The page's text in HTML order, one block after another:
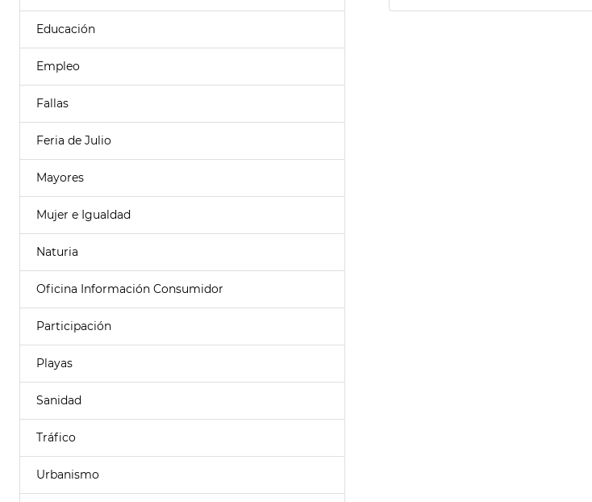
Educación
Empleo
Fallas
Feria de Julio
Mayores
Mujer e Igualdad
Naturia
Oficina Información Consumidor
Participación
Playas
Sanidad
Tráfico
Urbanismo